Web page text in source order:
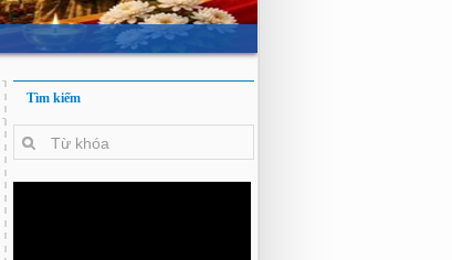
Tìm kiếm